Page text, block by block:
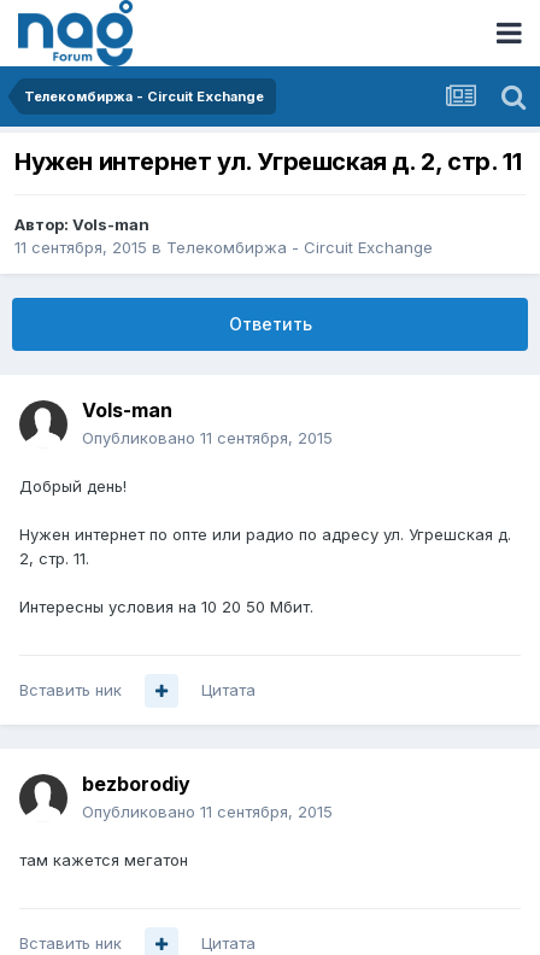
Телекомбиржа - Circuit Exchange
Нужен интернет ул. Угрешская д. 2, стр. 11
Автор: Vols-man
11 сентября, 2015 в Телекомбиржа - Circuit Exchange
Ответить
Vols-man
Опубликовано 11 сентября, 2015
Добрый день!
Нужен интернет по опте или радио по адресу ул. Угрешская д.
2, стр. 11.
Интересны условия на 10 20 50 Мбит.
Вставить ник Цитата
bezborodiy
Опубликовано 11 сентября, 2015
там кажется мегатон
Вставить ник Цитата